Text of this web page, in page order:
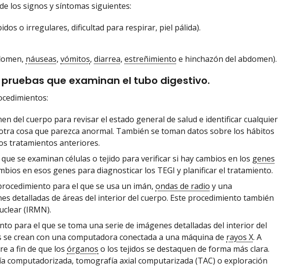
los signos y síntomas siguientes:
o irregulares, dificultad para respirar, piel pálida).
náuseas, vómitos, diarrea, estreñimiento e hinchazón del abdomen).
que examinan el tubo digestivo.
del cuerpo para revisar el estado general de salud e identificar cualquier
cosa que parezca anormal. También se toman datos sobre los hábitos
tratamientos anteriores.
se examinan células o tejido para verificar si hay cambios en los genes
en esos genes para diagnosticar los TEGI y planificar el tratamiento.
para el que se usa un imán, ondas de radio y una
detalladas de áreas del interior del cuerpo. Este procedimiento también
(IRMN).
para el que se toma una serie de imágenes detalladas del interior del
crean con una computadora conectada a una máquina de rayos X. A
a fin de que los órganos o los tejidos se destaquen de forma más clara.
computadorizada, tomografía axial computarizada (TAC) o exploración